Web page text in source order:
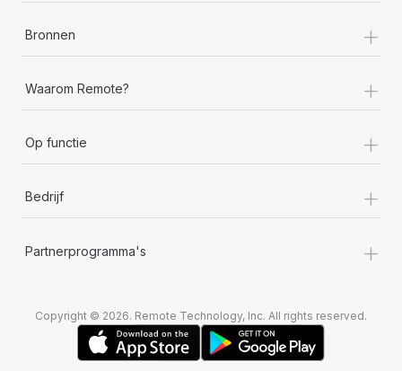
Bronnen +
Waarom Remote? +
Op functie +
Bedrijf +
Partnerprogramma's +
Copyright © 2026. Remote Technology, Inc. All rights reserved.